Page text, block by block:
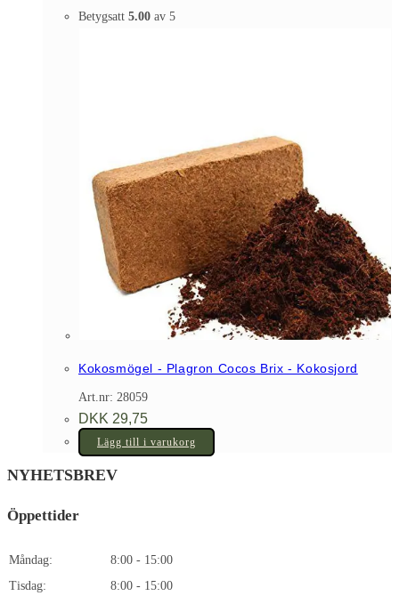
Kokosmögel - Plagron Cocos Brix - Kokosjord
Art.nr: 28059
DKK 29,75
Lägg till i varukorg
Betygsatt 5.00 av 5
NYHETSBREV
Öppettider
Måndag:
8:00 - 15:00
Tisdag:
8:00 - 15:00